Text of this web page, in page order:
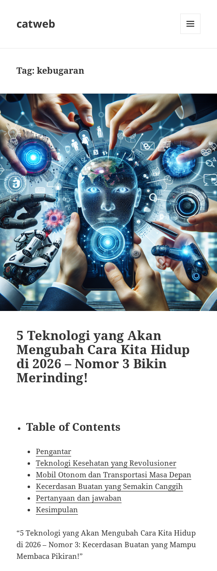
catweb
Tag:kebugaran
5 Teknologi yang Akan
Mengubah Cara Kita Hidup
di 2026 – Nomor 3 Bikin
Merinding!
Table of Contents
Pengantar
Teknologi Kesehatan yang Revolusioner
Mobil Otonom dan Transportasi Masa Depan
Kecerdasan Buatan yang Semakin Canggih
Pertanyaan dan jawaban
Kesimpulan
“5 Teknologi yang Akan Mengubah Cara Kita Hidup
di 2026 – Nomor 3: Kecerdasan Buatan yang Mampu
Membaca Pikiran!”